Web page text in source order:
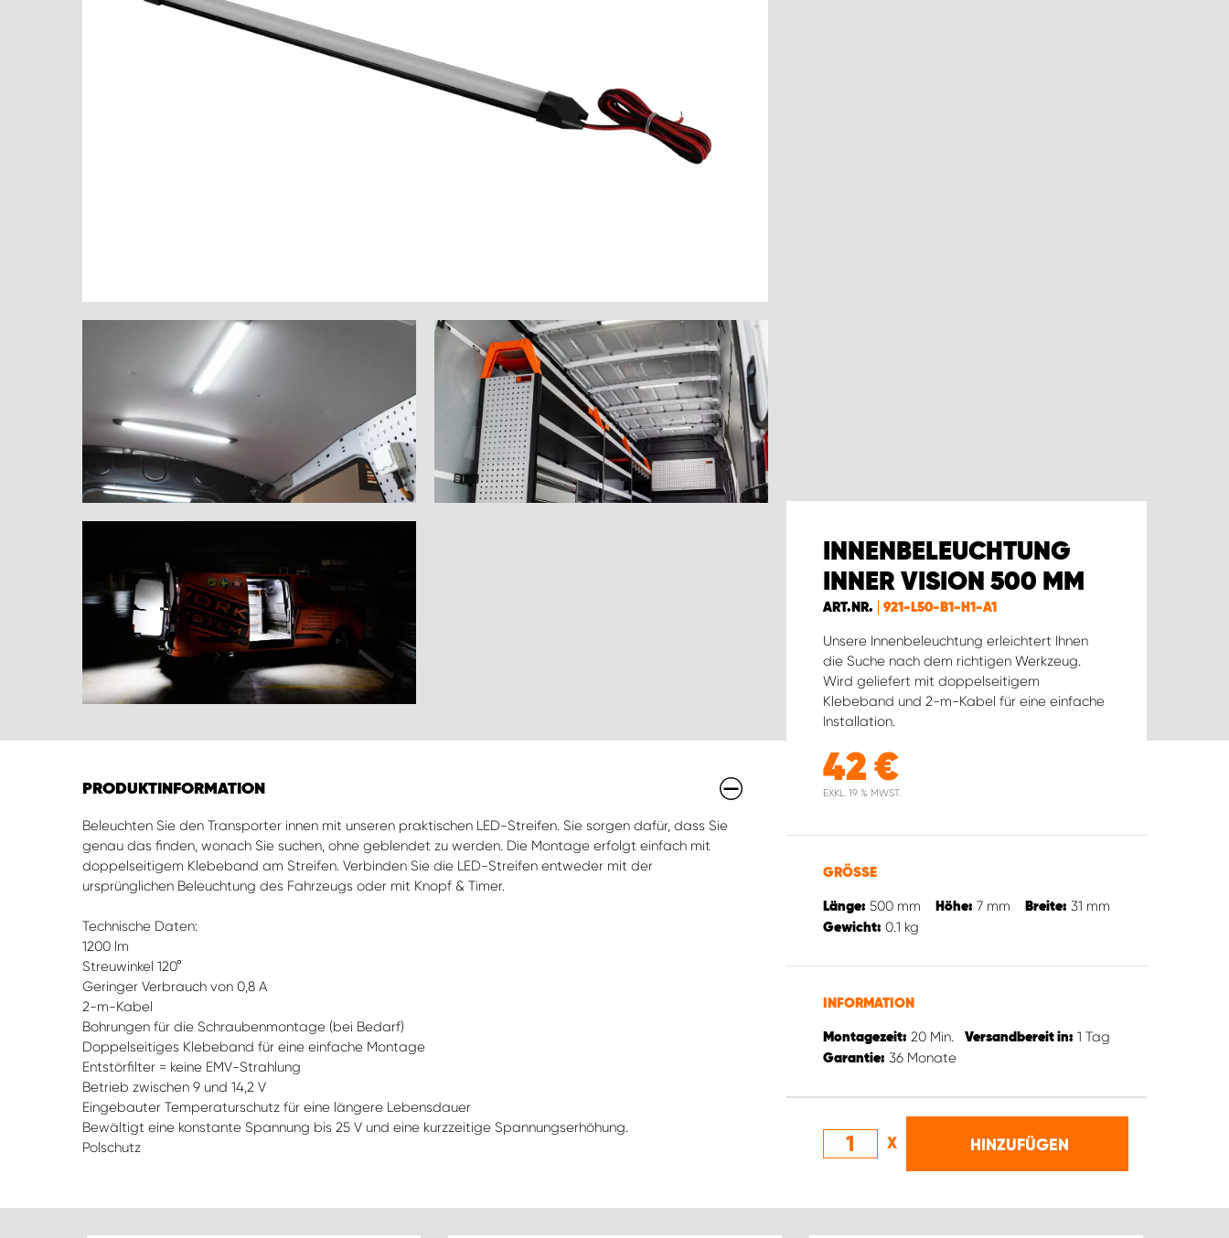
INNENBELEUCHTUNG
INNER VISION 500 MM
ART.NR. 921-L50-B1-H1-A1
Unsere Innenbeleuchtung erleichtert Ihnen
die Suche nach dem richtigen Werkzeug.
Wird geliefert mit doppelseitigem
Klebeband und 2-m-Kabel für eine einfache
Installation.
42€
EXKL. 19 % MWST.
GRÖSSE
Länge: 500 mm Höhe: 7 mm Breite: 31 mm
Gewicht: 0.1 kg
INFORMATION
Montagezeit: 20 Min. Versandbereit in: 1 Tag
Garantie: 36 Monate
X HINZUFÜGEN
PRODUKTINFORMATION
Beleuchten Sie den Transporter innen mit unseren praktischen LED-Streifen. Sie sorgen dafür, dass Sie
genau das finden, wonach Sie suchen, ohne geblendet zu werden. Die Montage erfolgt einfach mit
doppelseitigem Klebeband am Streifen. Verbinden Sie die LED-Streifen entweder mit der
ursprünglichen Beleuchtung des Fahrzeugs oder mit Knopf & Timer.
Technische Daten:
1200 lm
Streuwinkel 120°
Geringer Verbrauch von 0,8 A
2-m-Kabel
Bohrungen für die Schraubenmontage (bei Bedarf)
Doppelseitiges Klebeband für eine einfache Montage
Entstörfilter = keine EMV-Strahlung
Betrieb zwischen 9 und 14,2 V
Eingebauter Temperaturschutz für eine längere Lebensdauer
Bewältigt eine konstante Spannung bis 25 V und eine kurzzeitige Spannungserhöhung.
Polschutz